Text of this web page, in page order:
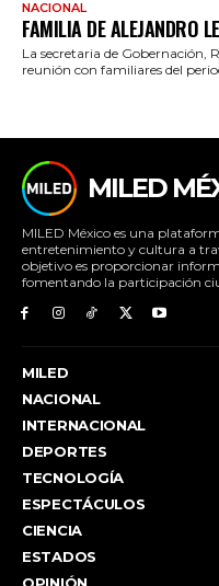
NACIONAL
FAMILIA DE ALEJANDRO
La secretaria de Gobernación,
reunión con familiares del
MILED
MILED México es una
entretenimiento y cultura a
objetivo es proporcionar
fomentando la participación
MILED
NACIONAL
INTERNACIONAL
DEPORTES
TECNOLOGÍA
ESPECTÁCULOS
CIENCIA
ESTADOS